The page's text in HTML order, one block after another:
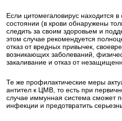
Если цитомегаловирус находится
состоянии (в крови обнаружены
следить за своим здоровьем и
этом случае рекомендуется
отказ от вредных привычек,
возникающих заболеваний,
закаливание и отказ от
Те же профилактические меры
антител к ЦМВ, то есть при
случае иммунная система сможет
инфекции и предотвратить